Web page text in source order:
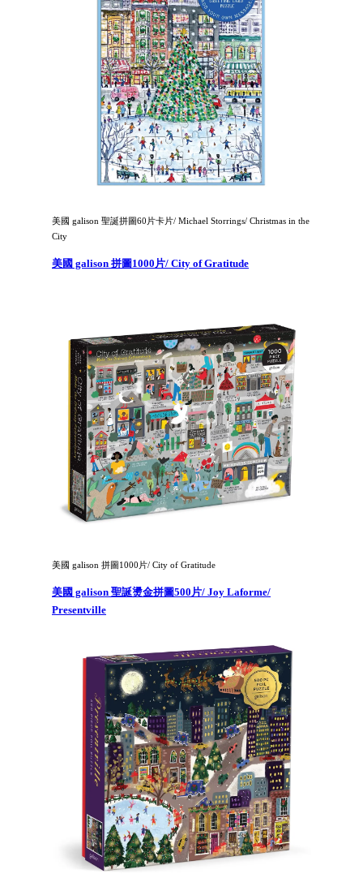
美國 galison 聖誕拼圖60片卡片/ Michael Storrings/ Christmas in the
City
美國 galison 拼圖1000片/ City of Gratitude
美國 galison 拼圖1000片/ City of Gratitude
美國 galison 聖誕燙金拼圖500片/ Joy Laforme/
Presentville